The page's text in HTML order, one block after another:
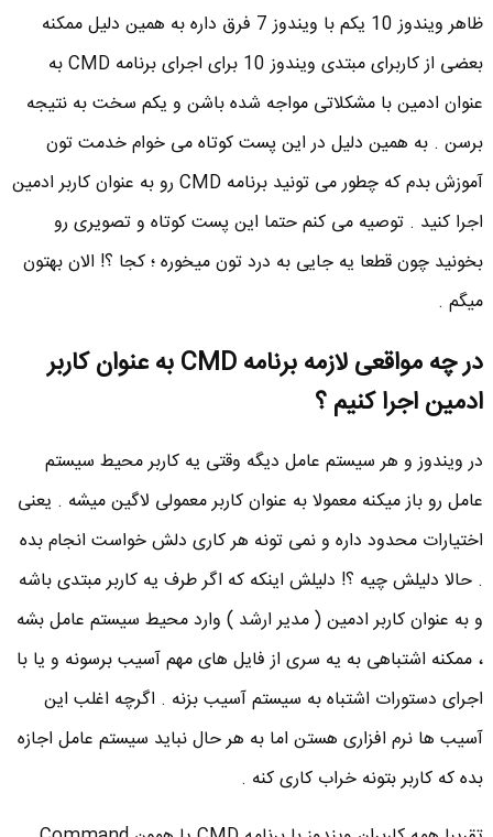
ظاهر ویندوز 10 یکم با ویندوز 7 فرق داره به همین دلیل ممکنه
بعضی از کاربرای مبتدی ویندوز 10 برای اجرای برنامه CMD به
عنوان ادمین با مشکلاتی مواجه شده باشن و یکم سخت به نتیجه
برسن . به همین دلیل در این پست کوتاه می خوام خدمت تون
آموزش بدم که چطور می تونید برنامه CMD رو به عنوان کاربر ادمین
اجرا کنید . توصیه می کنم حتما این پست کوتاه و تصویری رو
بخونید چون قطعا یه جایی به درد تون میخوره ؛ کجا ؟! الان بهتون
میگم .
در چه مواقعی لازمه برنامه CMD به عنوان کاربر
ادمین اجرا کنیم ؟
در ویندوز و هر سیستم عامل دیگه وقتی یه کاربر محیط سیستم
عامل رو باز میکنه معمولا به عنوان کاربر معمولی لاگین میشه . یعنی
اختیارات محدود داره و نمی تونه هر کاری دلش خواست انجام بده
. حالا دلیلش چیه ؟! دلیلش اینکه که اگر طرف یه کاربر مبتدی باشه
و به عنوان کاربر ادمین ( مدیر ارشد ) وارد محیط سیستم عامل بشه
، ممکنه اشتباهی به یه سری از فایل های مهم آسیب برسونه و یا با
اجرای دستورات اشتباه به سیستم آسیب بزنه . اگرچه اغلب این
آسیب ها نرم افزاری هستن اما به هر حال نباید سیستم عامل اجازه
بده که کاربر بتونه خراب کاری کنه .